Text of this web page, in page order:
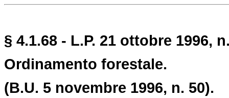
§ 4.1.68 - L.P. 21 ottobre 1996,
Ordinamento forestale.
(B.U. 5 novembre 1996, n. 50).